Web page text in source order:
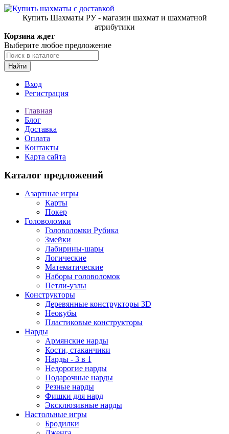
Купить Шахматы РУ - магазин шахмат и шахматной
атрибутики
Корзина ждет
Выберите любое предложение
Найти
Вход
Регистрация
Главная
Блог
Доставка
Оплата
Контакты
Карта сайта
Каталог предложений
Азартные игры
Карты
Покер
Головоломки
Головоломки Рубика
Змейки
Лабирины-шары
Логические
Математические
Наборы головоломок
Петли-узлы
Конструкторы
Деревянные конструкторы 3D
Неокубы
Пластиковые конструкторы
Нарды
Армянские нарды
Кости, стаканчики
Нарды - 3 в 1
Недорогие нарды
Подарочные нарды
Резные нарды
Фишки для нард
Эксклюзивные нарды
Настольные игры
Бродилки